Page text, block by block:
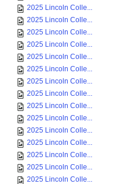
2025 Lincoln Colle...
2025 Lincoln Colle...
2025 Lincoln Colle...
2025 Lincoln Colle...
2025 Lincoln Colle...
2025 Lincoln Colle...
2025 Lincoln Colle...
2025 Lincoln Colle...
2025 Lincoln Colle...
2025 Lincoln Colle...
2025 Lincoln Colle...
2025 Lincoln Colle...
2025 Lincoln Colle...
2025 Lincoln Colle...
2025 Lincoln Colle...